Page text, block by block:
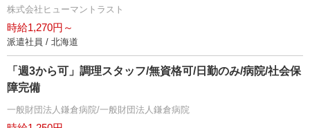
株式会社ヒューマントラスト
時給1,270円～
派遣社員 / 北海道
「週3から可」調理スタッフ/無資格可/日勤のみ/病院/社会保
障完備
一般財団法人鎌倉病院/一般財団法人鎌倉病院